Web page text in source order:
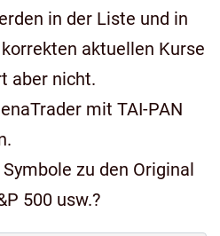
in der Liste und in
aktuellen Kurse
aber nicht.
mit TAI-PAN
zu den Original
500 usw.?